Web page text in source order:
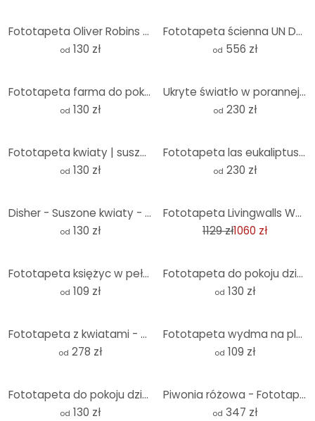
Fototapeta Oliver Robins - Śliczne zwierzęta pod palmami - Okrągła - tapeta flizelinowa/tapeta flize
od 130 zł
Fototapeta ścienna UN Designs - Fleur de Paris
od 556 zł
Fototapeta farma do pokoju dziecięcego - Oliver Robins - okrągła - tapeta flizelinowa/tapeta flizeli
od 130 zł
Ukryte światło w porannej mgle | Fototapeta z motywem drzewa - Hobday
od 230 zł
Fototapeta kwiaty | suszone kwiaty - elegancja przemijania - Treechild - Round - tapeta flizelinowa/
od 130 zł
Fototapeta las eukaliptusowy w Yarra Ranges - Colombo
od 230 zł
Disher - Suszone kwiaty - Fototapeta okrągła - tapeta flizelinowa/tapeta flizelinowa samoprzylepna
od 130 zł
Fototapeta Livingwalls Walls by Patel funky birds 3
1129 zł1060 zł
Fototapeta księżyc w pełni czarno-biała - okrągła - tapeta flizelinowa/tapeta flizelinowa samoprzyle
od 109 zł
Fototapeta do pokoju dziecięcego Mapa Świata - Brązowa - Okrągła - tapeta flizelinowa/tapeta flizeli
od 130 zł
Fototapeta z kwiatami - polne kwiaty w kredowym odcieniu szarości - Bloomery Decor
od 278 zł
Fototapeta wydma na plaży o zachodzie słońca - okrągła - tapeta flizelinowa/tapeta flizelinowa samop
od 109 zł
Fototapeta do pokoju dziecięcego Kikki Belle - Jungle Jive - Sepia - Okrągła - tapeta flizelinowa/ta
od 130 zł
Piwonia różowa - Fototapeta w kwiaty - Haase
od 347 zł